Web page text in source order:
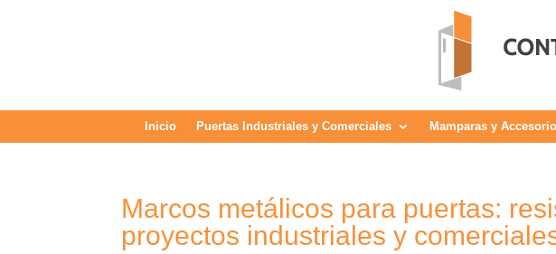
Inicio Puertas Industriales y Comerciales Mamparas y
Marcos metálicos para puertas:
proyectos industriales y